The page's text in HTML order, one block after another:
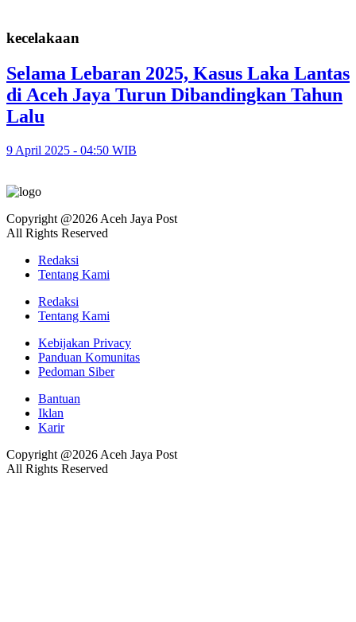
kecelakaan
Selama Lebaran 2025, Kasus Laka Lantas
di Aceh Jaya Turun Dibandingkan Tahun
Lalu
9 April 2025 - 04:50 WIB
Copyright @2026 Aceh Jaya Post
All Rights Reserved
Redaksi
Tentang Kami
Redaksi
Tentang Kami
Kebijakan Privacy
Panduan Komunitas
Pedoman Siber
Bantuan
Iklan
Karir
Copyright @2026 Aceh Jaya Post
All Rights Reserved